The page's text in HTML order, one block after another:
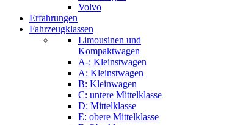
Volvo
Erfahrungen
Fahrzeugklassen
Limousinen und
Kompaktwagen
A-: Kleinstwagen
A: Kleinstwagen
B: Kleinwagen
C: untere Mittelklasse
D: Mittelklasse
E: obere Mittelklasse